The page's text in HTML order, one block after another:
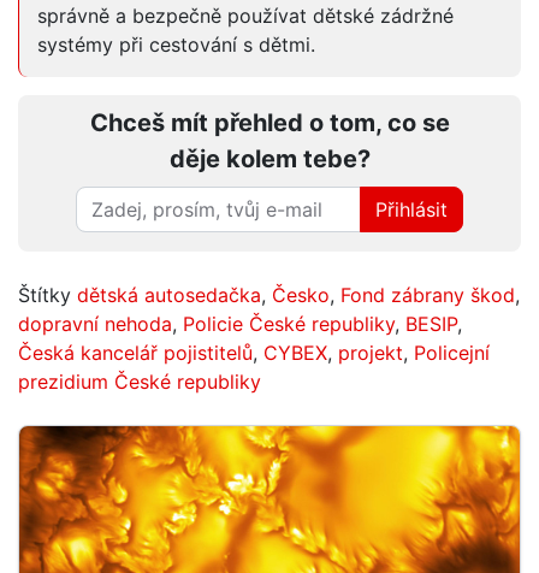
správně a bezpečně používat dětské zádržné
systémy při cestování s dětmi.
Chceš mít přehled o tom, co se
děje kolem tebe?
Přihlásit
Štítky dětská autosedačka, Česko, Fond zábrany škod,
dopravní nehoda, Policie České republiky, BESIP,
Česká kancelář pojistitelů, CYBEX, projekt, Policejní
prezidium České republiky